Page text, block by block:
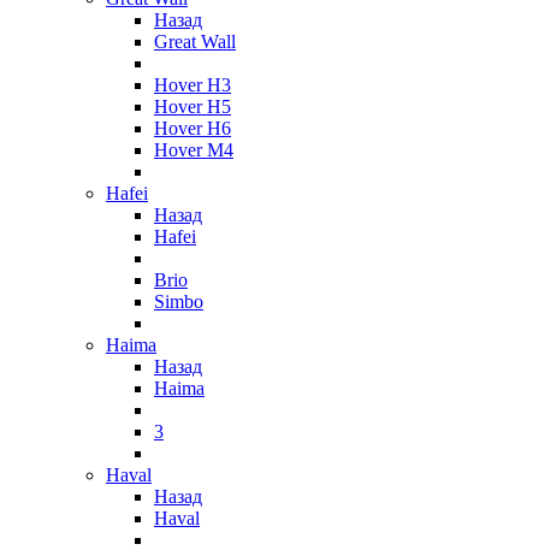
Назад
Great Wall
Hover H3
Hover H5
Hover H6
Hover M4
Hafei
Назад
Hafei
Brio
Simbo
Haima
Назад
Haima
3
Haval
Назад
Haval